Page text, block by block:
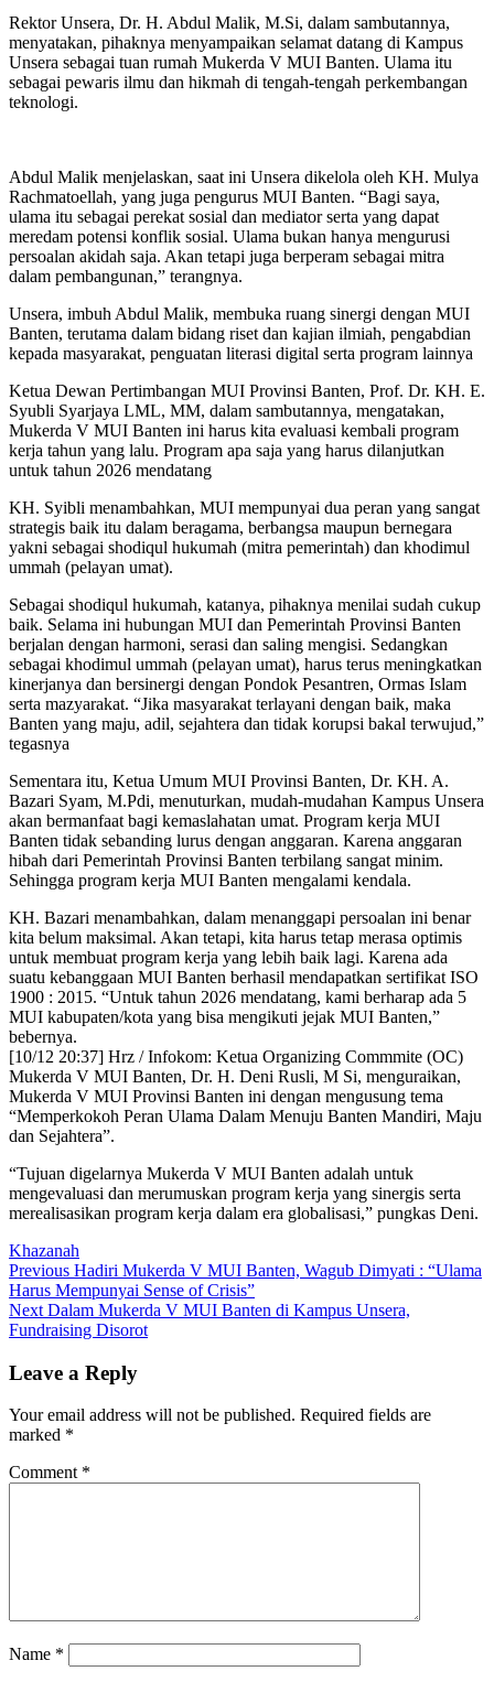
Rektor Unsera, Dr. H. Abdul Malik, M.Si, dalam sambutannya,
menyatakan, pihaknya menyampaikan selamat datang di Kampus
Unsera sebagai tuan rumah Mukerda V MUI Banten. Ulama itu
sebagai pewaris ilmu dan hikmah di tengah-tengah perkembangan
teknologi.
Abdul Malik menjelaskan, saat ini Unsera dikelola oleh KH. Mulya
Rachmatoellah, yang juga pengurus MUI Banten. “Bagi saya,
ulama itu sebagai perekat sosial dan mediator serta yang dapat
meredam potensi konflik sosial. Ulama bukan hanya mengurusi
persoalan akidah saja. Akan tetapi juga berperam sebagai mitra
dalam pembangunan,” terangnya.
Unsera, imbuh Abdul Malik, membuka ruang sinergi dengan MUI
Banten, terutama dalam bidang riset dan kajian ilmiah, pengabdian
kepada masyarakat, penguatan literasi digital serta program lainnya
Ketua Dewan Pertimbangan MUI Provinsi Banten, Prof. Dr. KH. E.
Syubli Syarjaya LML, MM, dalam sambutannya, mengatakan,
Mukerda V MUI Banten ini harus kita evaluasi kembali program
kerja tahun yang lalu. Program apa saja yang harus dilanjutkan
untuk tahun 2026 mendatang
KH. Syibli menambahkan, MUI mempunyai dua peran yang sangat
strategis baik itu dalam beragama, berbangsa maupun bernegara
yakni sebagai shodiqul hukumah (mitra pemerintah) dan khodimul
ummah (pelayan umat).
Sebagai shodiqul hukumah, katanya, pihaknya menilai sudah cukup
baik. Selama ini hubungan MUI dan Pemerintah Provinsi Banten
berjalan dengan harmoni, serasi dan saling mengisi. Sedangkan
sebagai khodimul ummah (pelayan umat), harus terus meningkatkan
kinerjanya dan bersinergi dengan Pondok Pesantren, Ormas Islam
serta mazyarakat. “Jika masyarakat terlayani dengan baik, maka
Banten yang maju, adil, sejahtera dan tidak korupsi bakal terwujud,”
tegasnya
Sementara itu, Ketua Umum MUI Provinsi Banten, Dr. KH. A.
Bazari Syam, M.Pdi, menuturkan, mudah-mudahan Kampus Unsera
akan bermanfaat bagi kemaslahatan umat. Program kerja MUI
Banten tidak sebanding lurus dengan anggaran. Karena anggaran
hibah dari Pemerintah Provinsi Banten terbilang sangat minim.
Sehingga program kerja MUI Banten mengalami kendala.
KH. Bazari menambahkan, dalam menanggapi persoalan ini benar
kita belum maksimal. Akan tetapi, kita harus tetap merasa optimis
untuk membuat program kerja yang lebih baik lagi. Karena ada
suatu kebanggaan MUI Banten berhasil mendapatkan sertifikat ISO
1900 : 2015. “Untuk tahun 2026 mendatang, kami berharap ada 5
MUI kabupaten/kota yang bisa mengikuti jejak MUI Banten,”
bebernya.
[10/12 20:37] Hrz / Infokom: Ketua Organizing Commmite (OC)
Mukerda V MUI Banten, Dr. H. Deni Rusli, M Si, menguraikan,
Mukerda V MUI Provinsi Banten ini dengan mengusung tema
“Memperkokoh Peran Ulama Dalam Menuju Banten Mandiri, Maju
dan Sejahtera”.
“Tujuan digelarnya Mukerda V MUI Banten adalah untuk
mengevaluasi dan merumuskan program kerja yang sinergis serta
merealisasikan program kerja dalam era globalisasi,” pungkas Deni.
Khazanah
Post
navigation
Previous Previous
post:
Hadiri Mukerda V MUI Banten, Wagub Dimyati : “Ulama
Harus Mempunyai Sense of Crisis”
Next Next
post:
Dalam Mukerda V MUI Banten di Kampus Unsera,
Fundraising Disorot
Leave a Reply
Your email address will not be published. Required fields are
marked *
Comment *
Name *